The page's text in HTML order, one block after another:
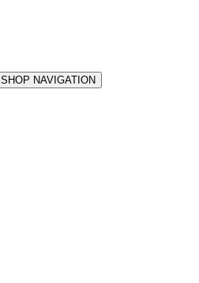
SHOP NAVIGATION